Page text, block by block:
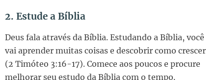
2. Estude a Bíblia
Deus fala através da Bíblia. Estudando a Bíblia, você
vai aprender muitas coisas e descobrir como crescer
(2 Timóteo 3:16-17). Comece aos poucos e procure
melhorar seu estudo da Bíblia com o tempo.